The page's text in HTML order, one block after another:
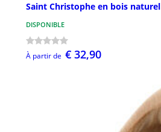
Saint Christophe en bois naturel
DISPONIBLE
À partir de € 32,90